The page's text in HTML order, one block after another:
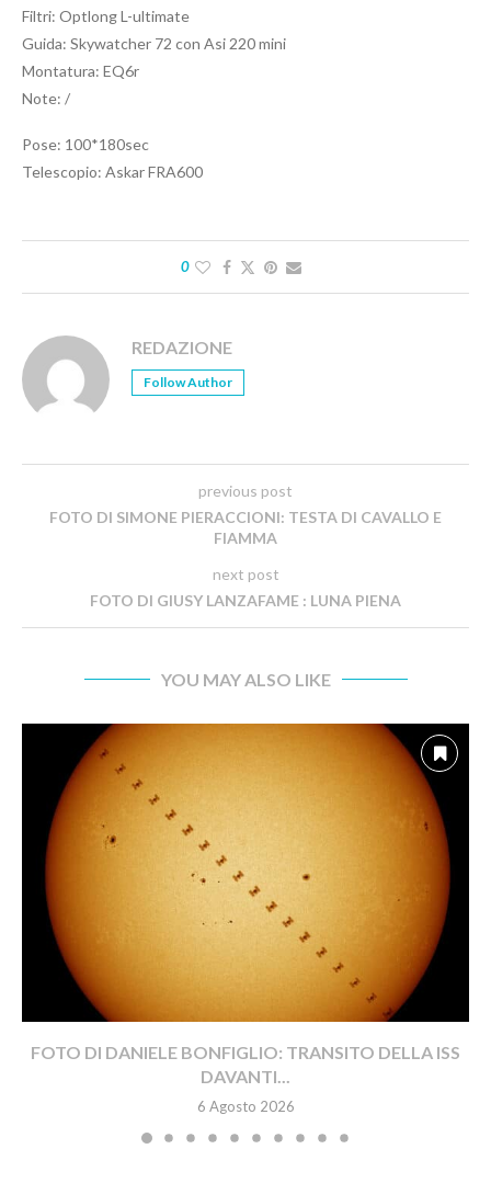
Filtri: Optlong L-ultimate
Guida: Skywatcher 72 con Asi 220 mini
Montatura: EQ6r
Note: /
Pose: 100*180sec
Telescopio: Askar FRA600
0
REDAZIONE
Follow Author
previous post
FOTO DI SIMONE PIERACCIONI: TESTA DI CAVALLO E
FIAMMA
next post
FOTO DI GIUSY LANZAFAME : LUNA PIENA
YOU MAY ALSO LIKE
FOTO DI DANIELE BONFIGLIO: TRANSITO DELLA ISS
DAVANTI...
6 Agosto 2026